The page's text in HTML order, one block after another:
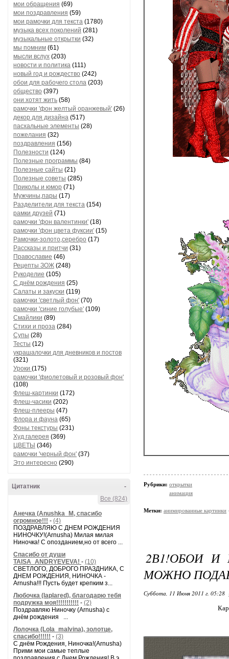
мои обращения (69)
мои поздравления (59)
мои рамочки для текста (1780)
музыка всех поколений (281)
музыкальные открытки (32)
мы помним (61)
мысли вслух (203)
новости и политика (111)
новый год и рождество (242)
обои для рабочего стола (203)
общество (397)
они хотят жить (58)
рамочки 'фон желтый оранжевый' (26)
декор для дизайна (517)
пасхальные элементы (28)
пожелания (32)
поздравления (156)
Полезности (124)
Полезные программы (84)
Полезные сайты (21)
Полезные советы (285)
Приколы и юмор (71)
Мужчины,пары (17)
Разделители для текста (154)
рамки друзей (71)
рамочки 'фон валентинки' (18)
рамочки 'фон цвета фуксии' (15)
Рамочки-золото,серебро (17)
Рассказы и притчи (31)
Православие (46)
Рецепты ЗОЖ (248)
Рукоделие (105)
С днём рождения (25)
Салаты и закуски (119)
рамочки 'светлый фон' (70)
рамочки 'синие голубые' (109)
Смайлики (89)
Стихи и проза (284)
Супы (28)
Тесты (12)
украшалочки для дневников и постов
(321)
Уроки (175)
рамочки 'фиолетовый и розовый фон'
(108)
Флеш-картинки (172)
Флеш-часики (202)
Флеш-плееры (47)
Флора и фауна (65)
Фоны текстуры (231)
Худ.галерея (369)
ЦВЕТЫ (346)
рамочки 'черный фон' (37)
Это интересно (290)
-
Цитатник
Все (824)
Анечка (Anushka_M, спасибо
огромное!!! - (4)
ПОЗДРАВЛЯЮ С ДНЕМ РОЖДЕНИЯ
НИНОЧКУ!(Arnusha) Милая милая
Ниночка! С опозданием,но от всего ...
Спасибо от души
TAISA_ANDRYEVEVA! - (10)
СВЕТЛОГО, ДОБРОГО ПРАЗДНИКА, С
ДНЕМ РОЖДЕНИЯ, НИНОЧКА -
Arnusha!!! Пусть будет крепким з...
Любочка (laplared), благодарю тебя
подружка моя!!!!!!!!!!! - (2)
Поздравляю Ниночку (Arnusha) с
днём рождения ...
Лолочка (Lola_malvina), золотце,
спасибо!!!!!! - (3)
С днём Рождения, Ниночка!(Аrnusha)
Прими мои самые теплые
Рубрики: открытки
анимация
Метки: анимированные картинки
2В1!ОБОИ И
МОЖНО
Суббота, 11 Июня 2011 г. 05:28